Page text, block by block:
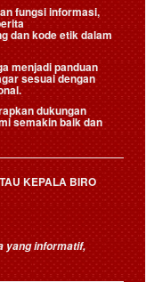
fungsi informasi,
dan kode etik dalam
menjadi panduan
sesuai dengan
dukungan
semakin baik dan
KEPALA BIRO
yang informatif,